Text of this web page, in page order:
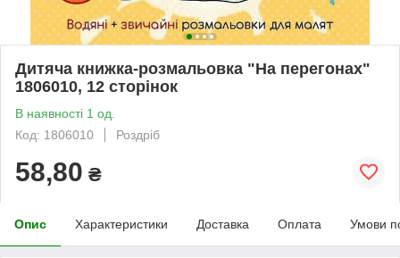
Дитяча книжка-розмальовка "На перегонах"
1806010, 12 сторінок
В наявності 1 од.
Код: 1806010
Роздріб
58,80 ₴
Опис Характеристики Доставка Оплата Умови